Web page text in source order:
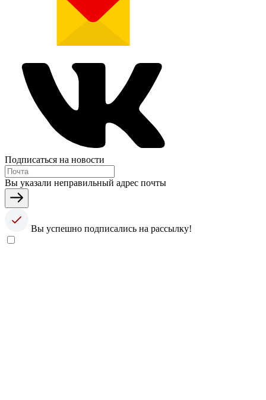
Подписаться на новости
Вы указали неправильный адрес почты
Вы успешно подписались на рассылку!